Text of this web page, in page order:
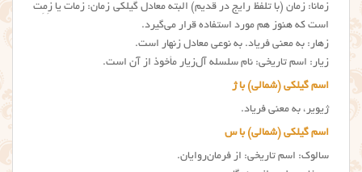
زمانا: زمان (با تلفظ رایج در قدیم) البته معادل گیلکی زمان: زمات یا زِمِت
است که هنوز هم مورد استفاده قرار می‌گیرد.
زهار: به معنی فریاد. به نوعی معادل زنهار است.
زیار: اسم تاریخی: نام سلسله آل‌زیار مأخوذ از آن است.
اسم گیلکی (شمالی) با ژ
ژیویر، به معنی فریاد.
اسم گیلکی (شمالی) با س
سالوک: اسم تاریخی: از فرمان‌روایان.